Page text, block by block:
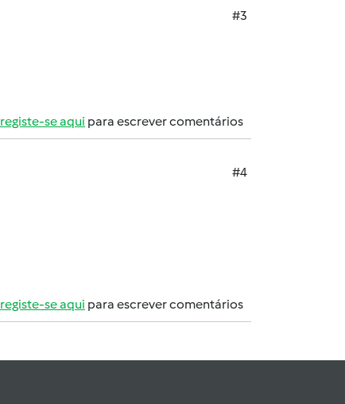
#3
registe-se aqui para escrever comentários
#4
registe-se aqui para escrever comentários